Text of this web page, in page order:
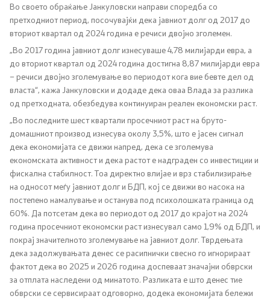
Финансии
Сервисни информации
Антикорупција
Организација и систематизација
Регулатива
Отворени податоци
Контакт
Контакт
Изјава за пристапност
Во своето обраќање Јанкуловски направи споредба со
претходниот период, посочувајќи дека јавниот долг од 2017 до
вториот квартал од 2024 година е речиси двојно зголемен.
„Во 2017 година јавниот долг изнесуваше 4,78 милијарди евра, а
до вториот квартал од 2024 година достигна 8,87 милијарди евра
– речиси двојно зголемување во периодот кога вие бевте дел од
власта“, кажа Јанкуловски и додаде дека оваа Влада за разлика
од претходната, обезбедува континуиран реален економски раст.
„Во последните шест квартали просечниот раст на бруто-
домашниот производ изнесува околу 3,5%, што е јасен сигнал
дека економијата се движи напред, дека се зголемува
економската активност и дека растот е надграден со инвестиции и
фискална стабилност. Тоа директно влијае и врз стабилизирање
на односот меѓу јавниот долг и БДП, кој се движи во насока на
постепено намалување и останува под психолошката граница од
60%. Да потсетам дека во периодот од 2017 до крајот на 2024
година просечниот економски раст изнесувал само 1,9% од БДП, и
покрај значителното зголемување на јавниот долг. Тврдењата
дека задолжувањата денес се расипнички свесно го игнорираат
фактот дека во 2025 и 2026 година доспеваат значајни обврски
за отплата наследени од минатото. Разликата е што денес тие
обврски се сервисираат одговорно, додека економијата бележи